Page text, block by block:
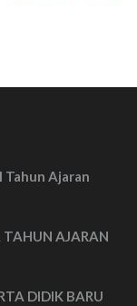
Tahun Ajaran
TAHUN AJARAN
DIDIK BARU